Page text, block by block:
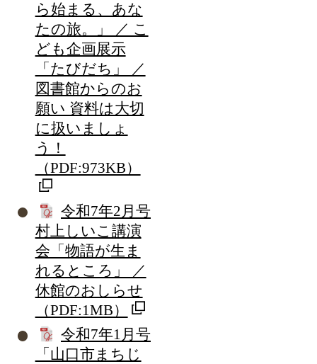
ら始まる、あな
たの旅。」 ／ こ
ども企画展示
「たびだち」 ／
図書館からのお
願い 資料は大切
に扱いましょ
う！
（PDF:973KB）
令和7年2月号
村上しいこ講演
会「物語が生ま
れるところ」 ／
休館のおしらせ
（PDF:1MB）
令和7年1月号
「山口市まちじ